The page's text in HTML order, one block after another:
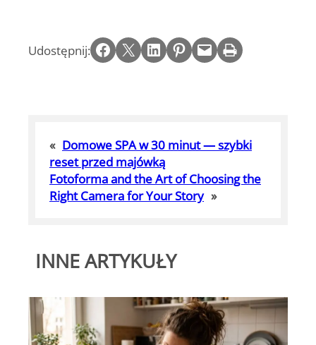
Udostępnij: Share on Facebook Email this Page Share on LinkedIn Share on Pinterest Email this Page Print this Page
« Domowe SPA w 30 minut — szybki
reset przed majówką
Fotoforma and the Art of Choosing the
Right Camera for Your Story »
INNE ARTYKUŁY